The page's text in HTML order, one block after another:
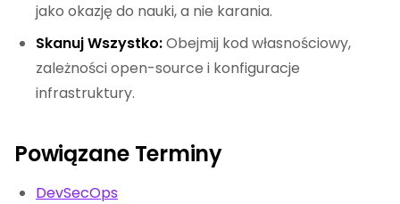
jako okazję do nauki, a nie karania.
Skanuj Wszystko:Obejmij kod własnościowy,
zależności open-source i konfiguracje
infrastruktury.
Powiązane Terminy
DevSecOps